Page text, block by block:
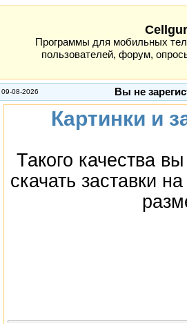
Программы для мобильных
пользователей, форум,
08-2026 Вы не
Картинки и
Такого качества
скачать заставки